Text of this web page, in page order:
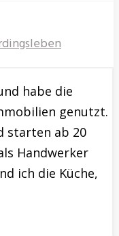
habe die
genutzt.
starten ab 20
Handwerker
ich die Küche,